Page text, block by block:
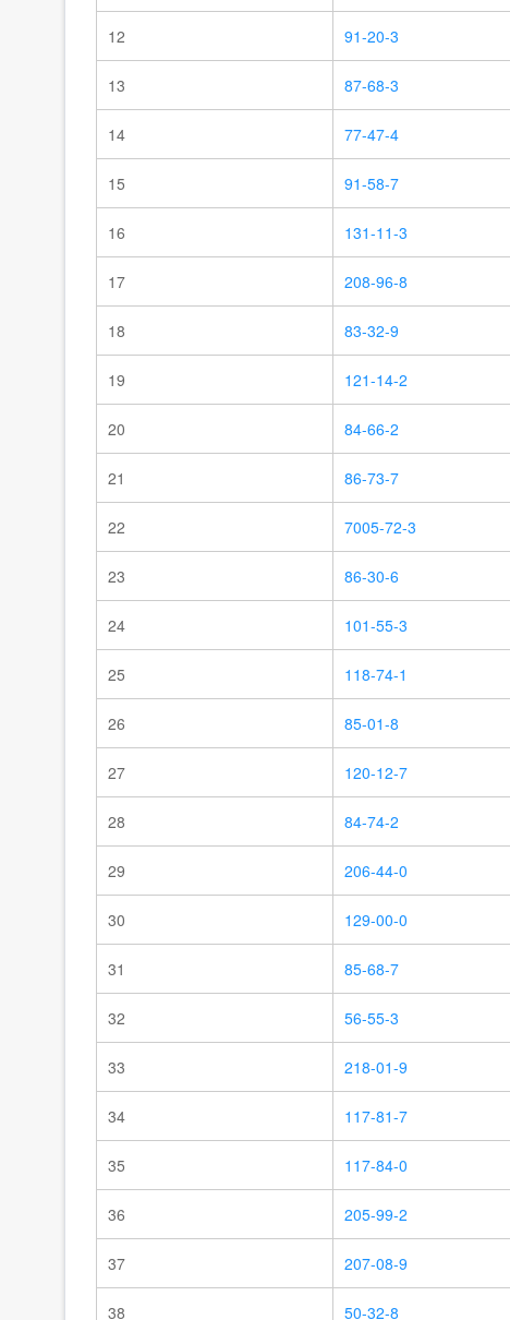
12 91-20-3
13 87-68-3
14 77-47-4
15 91-58-7
16 131-11-3
17 208-96-8
18 83-32-9
19 121-14-2
20 84-66-2
21 86-73-7
22 7005-72-3
23 86-30-6
24 101-55-3
25 118-74-1
26 85-01-8
27 120-12-7
28 84-74-2
29 206-44-0
30 129-00-0
31 85-68-7
32 56-55-3
33 218-01-9
34 117-81-7
35 117-84-0
36 205-99-2
37 207-08-9
38 50-32-8